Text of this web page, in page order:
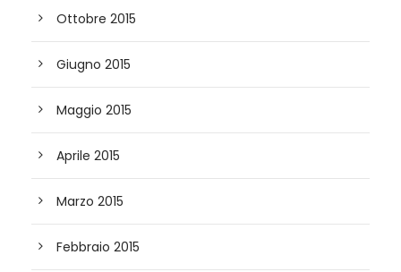
Ottobre 2015
Giugno 2015
Maggio 2015
Aprile 2015
Marzo 2015
Febbraio 2015